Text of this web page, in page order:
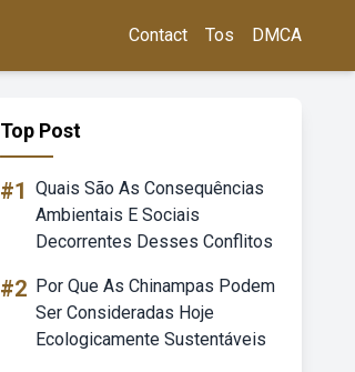
Contact Tos DMCA
Top Post
#1 Quais São As Consequências
Ambientais E Sociais
Decorrentes Desses Conflitos
#2 Por Que As Chinampas Podem
Ser Consideradas Hoje
Ecologicamente Sustentáveis